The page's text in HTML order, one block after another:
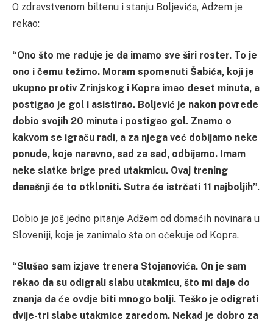
O zdravstvenom biltenu i stanju Boljevića, Adžem je
rekao:
“Ono što me raduje je da imamo sve širi roster. To je
ono i čemu težimo. Moram spomenuti Šabića, koji je
ukupno protiv Zrinjskog i Kopra imao deset minuta, a
postigao je gol i asistirao. Boljević je nakon povrede
dobio svojih 20 minuta i postigao gol. Znamo o
kakvom se igraču radi, a za njega već dobijamo neke
ponude, koje naravno, sad za sad, odbijamo. Imam
neke slatke brige pred utakmicu. Ovaj trening
današnji će to otkloniti. Sutra će istrčati 11 najboljih”.
Dobio je još jedno pitanje Adžem od domaćih novinara u
Sloveniji, koje je zanimalo šta on očekuje od Kopra.
“Slušao sam izjave trenera Stojanovića. On je sam
rekao da su odigrali slabu utakmicu, što mi daje do
znanja da će ovdje biti mnogo bolji. Teško je odigrati
dvije-tri slabe utakmice zaredom. Nekad je dobro za